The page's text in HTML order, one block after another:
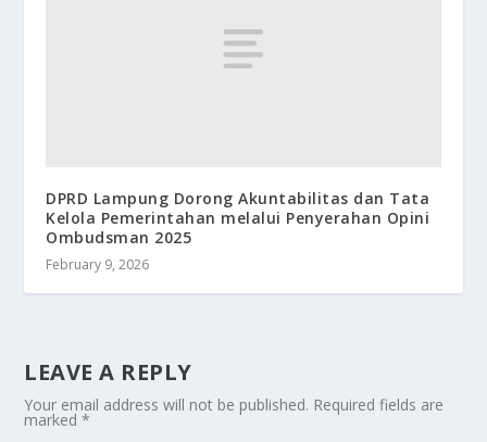
DPRD Lampung Dorong Akuntabilitas dan Tata
Kelola Pemerintahan melalui Penyerahan Opini
Ombudsman 2025
February 9, 2026
LEAVE A REPLY
Your email address will not be published. Required fields are
marked*